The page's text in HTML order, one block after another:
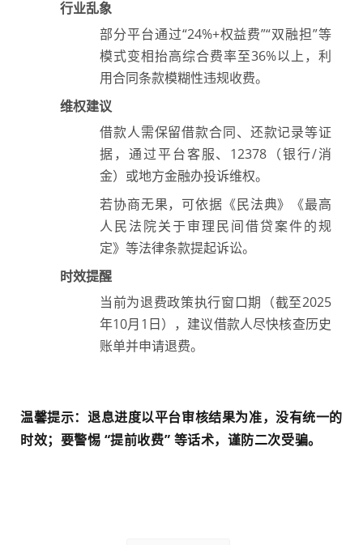
行业乱象
部分平台通过“24%+权益费”“双融担”等
模式变相抬高综合费率至36%以上，利
用合同条款模糊性违规收费。
维权建议
借款人需保留借款合同、还款记录等证
据，通过平台客服、12378（银行/消
金）或地方金融办投诉维权。
若协商无果，可依据《民法典》《最高
人民法院关于审理民间借贷案件的规
定》等法律条款提起诉讼。
时效提醒
当前为退费政策执行窗口期（截至2025
年10月1日），建议借款人尽快核查历史
账单并申请退费。
温馨提示：退息进度以平台审核结果为准，没有统一的
时效；要警惕 “提前收费” 等话术，谨防二次受骗。